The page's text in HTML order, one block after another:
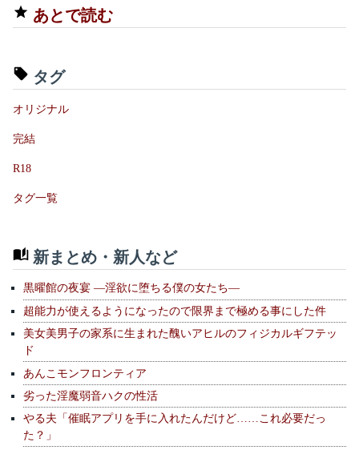
あとで読む
タグ
オリジナル
完結
R18
タグ一覧
新まとめ・新人など
黒曜館の夜宴 —淫欲に堕ちる僕の女たち—
超能力が使えるようになったので限界まで極める事にした件
美女美男子の家系に生まれた醜いアヒルのフィジカルギフテッ
ド
あんこモンフロンティア
劣った淫魔弱音ハクの性活
やる夫「催眠アプリを手に入れたんだけど……これ必要だっ
た？」